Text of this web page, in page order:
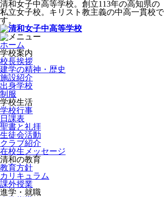
清和女子中高等学校。創立113年の高知県の
私立女子校。キリスト教主義の中高一貫校で
す。
ホーム
学校案内
校長挨拶
建学の精神・歴史
施設紹介
出身学校
制服
学校生活
学校行事
日課表
聖書と礼拝
生徒会活動
クラブ紹介
在校生メッセージ
清和の教育
教育方針
カリキュラム
課外授業
進学・就職